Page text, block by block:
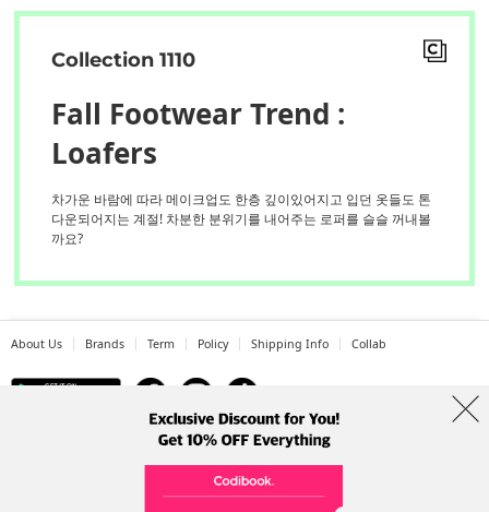
Collection 1110
Fall Footwear Trend :
Loafers
차가운 바람에 따라 메이크업도 한층 깊이있어지고 입던 옷들도 톤
다운되어지는 계절! 차분한 분위기를 내어주는 로퍼를 슬슬 꺼내볼
까요?
About Us Brands Term Policy Shipping Info Collab
Address: A-301, 114, Gasan digital 2-ro, Geumcheon-gu, Seoul
Tel: +82-1661-1813 (Korean) Email: help@codibook.net